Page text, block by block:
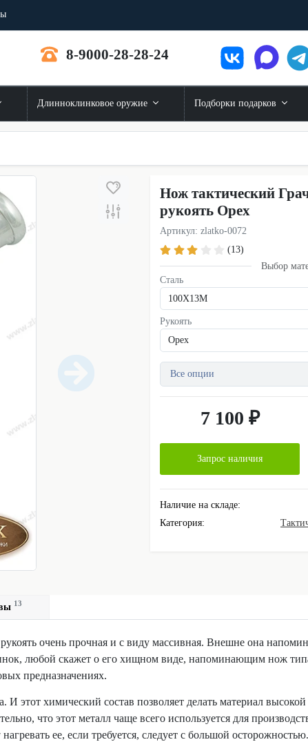
8-9000-28-28-24
Длинноклинковое оружие Подборки подарков
Нож тактический
рукоять Орех
Артикул: zlatko-0072
(13)
Выбор
Сталь
Рукоять
Все опции
7 100 ₽
Запрос наличия
Наличие на складе:
Категория:
13
очень прочная и с виду массивная. Внешне она
любой скажет о его хищном виде, напоминающим нож
предназначениях.
химический состав позволяет делать материал
что этот металл чаще всего используется для
ее, если требуется, следует с большой осторожностью.